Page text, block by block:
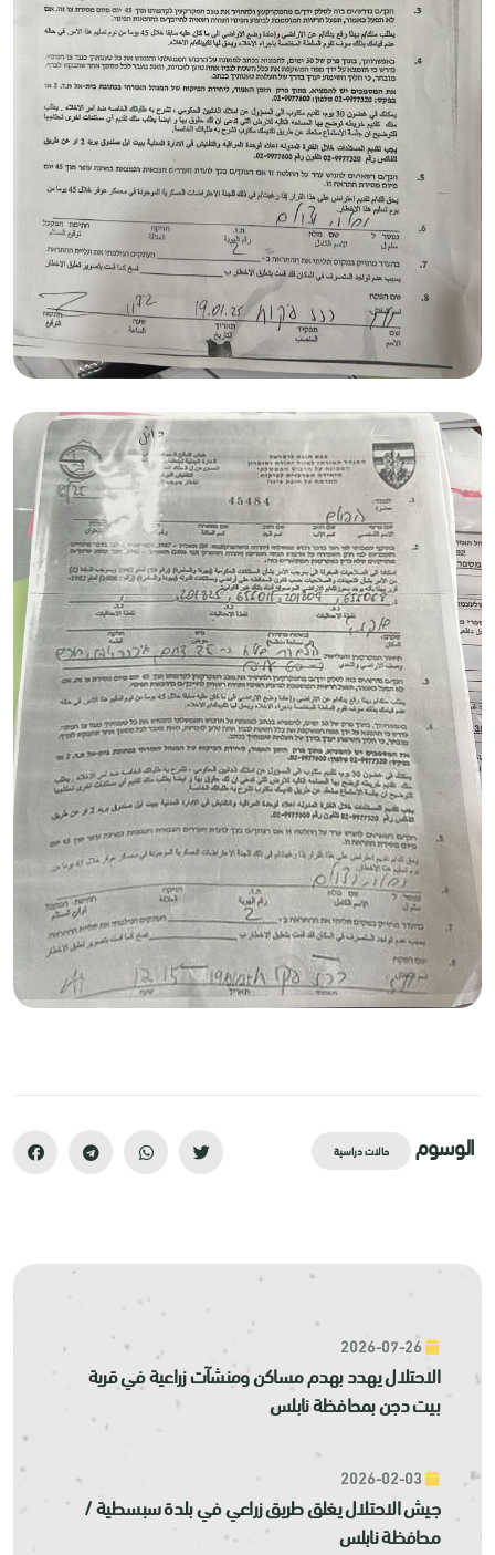
الوسوم حالات دراسية
الاحتلال يهدد بهدم مساكن ومنشآت زراعية في قرية
بيت دجن بمحافظة نابلس
جيش الاحتلال يغلق طريق زراعي في بلدة سبسطية /
محافظة نابلس